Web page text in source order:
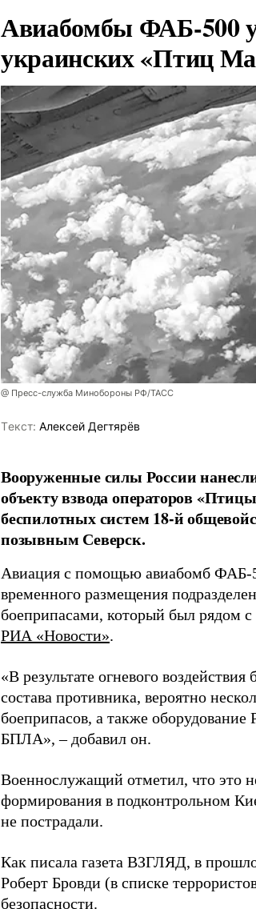
Авиабомбы ФАБ-500
украинских «Птиц
@ Пресс-служба Минобороны РФ/ТАСС
Tекст: Алексей Дегтярёв
Вооруженные силы России
объекту взвода операторов
беспилотных систем 18-й
позывным Северск.
Авиация с помощью авиабомб ФАБ-
временного размещения
боеприпасами, который был рядом
РИА «Новости».
«В результате огневого
состава противника, вероятно
боеприпасов, а также
БПЛА», – добавил он.
Военнослужащий отметил, что это
формирования в подконтрольном
не пострадали.
Как писала газета ВЗГЛЯД, в
Роберт Бровди (в списке
безопасности.